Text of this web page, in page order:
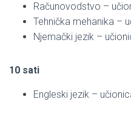
Računovodstvo –
Tehnička mehanika –
Njemački jezik –
10 sati
Engleski jezik –